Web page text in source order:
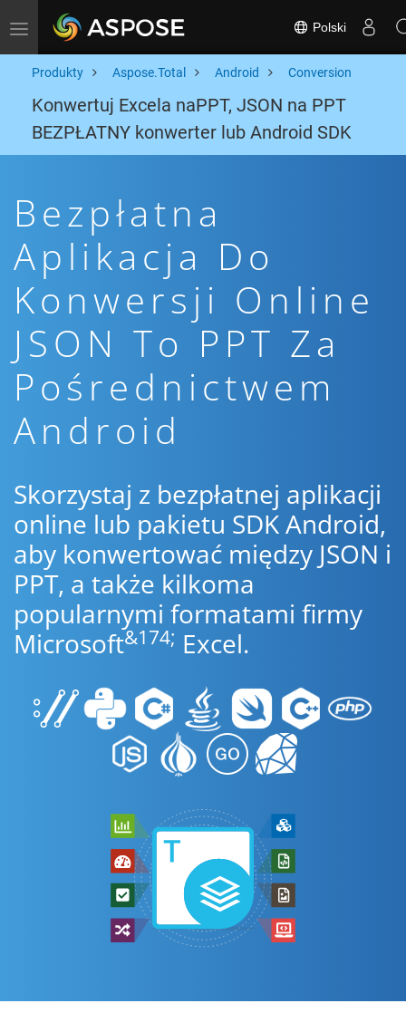
Toggle navigation Polski
Produkty Aspose.Total Android Conversion
Konwertuj Excela naPPT, JSON na PPT
BEZPŁATNY konwerter lub Android SDK
Bezpłatna
Aplikacja Do
Konwersji Online
JSON To PPT Za
Pośrednictwem
Android
Skorzystaj z bezpłatnej aplikacji
online lub pakietu SDK Android,
aby konwertować między JSON i
PPT, a także kilkoma
popularnymi formatami firmy
Microsoft&174; Excel.